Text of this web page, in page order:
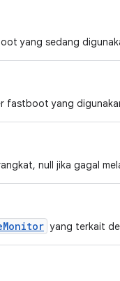
yang sedang
fastboot yang
null jika gagal
yang terkait